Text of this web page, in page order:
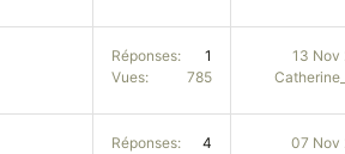
Réponses
1
Vues
785
13 Nov
Réponses
4
07 Nov